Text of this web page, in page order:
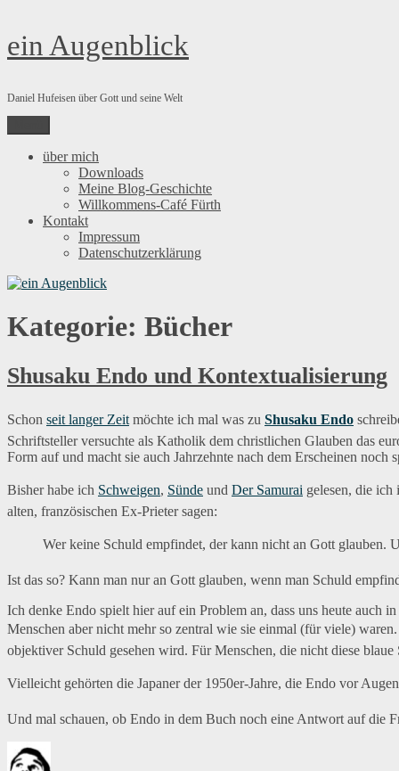
Zum
Inhalt
ein Augenblick
Daniel Hufeisen über Gott und seine Welt
über mich
Downloads
Meine Blog-Geschichte
Willkommens-Café Fürth
Kontakt
Impressum
Datenschutzerklärung
Kategorie: Bücher
Shusaku Endo und Kontextualisierung
Schon seit langer Zeit möchte ich mal was zu Shusaku Endo
Schriftsteller versuchte als Katholik dem christlichen Glauben das
Form auf und macht sie auch Jahrzehnte nach dem Erscheinen noch
Bisher habe ich Schweigen, Sünde und Der Samurai gelesen, die ich
alten, französischen Ex-Prieter sagen:
Wer keine Schuld empfindet, der kann nicht an Gott glauben.
Ist das so? Kann man nur an Gott glauben, wenn man Schuld
Ich denke Endo spielt hier auf ein Problem an, dass uns heute
Menschen aber nicht mehr so zentral wie sie einmal (für viele)
objektiver Schuld gesehen wird. Für Menschen, die nicht diese
Vielleicht gehörten die Japaner der 1950er-Jahre, die Endo vor
Und mal schauen, ob Endo in dem Buch noch eine Antwort auf die